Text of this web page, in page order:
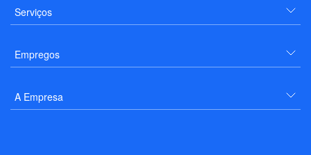
Serviços
Empregos
A Empresa